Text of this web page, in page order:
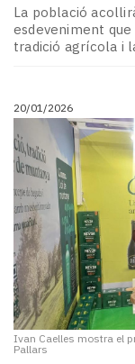
La població
esdeveniment
tradició agrícola i
20/01/2026
Ivan Caelles mostra el
Pallars